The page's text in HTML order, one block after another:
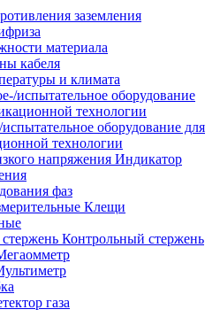
заземления
материала
кабеля
и климата
оборудование для
технологии
Индикатор
фаз
Клещи
Контрольный стержень
газа